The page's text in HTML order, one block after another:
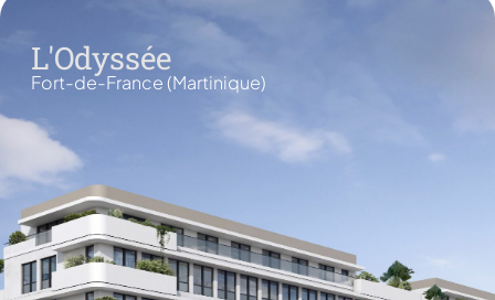
L'Odyssée
Fort-de-France (Martinique)